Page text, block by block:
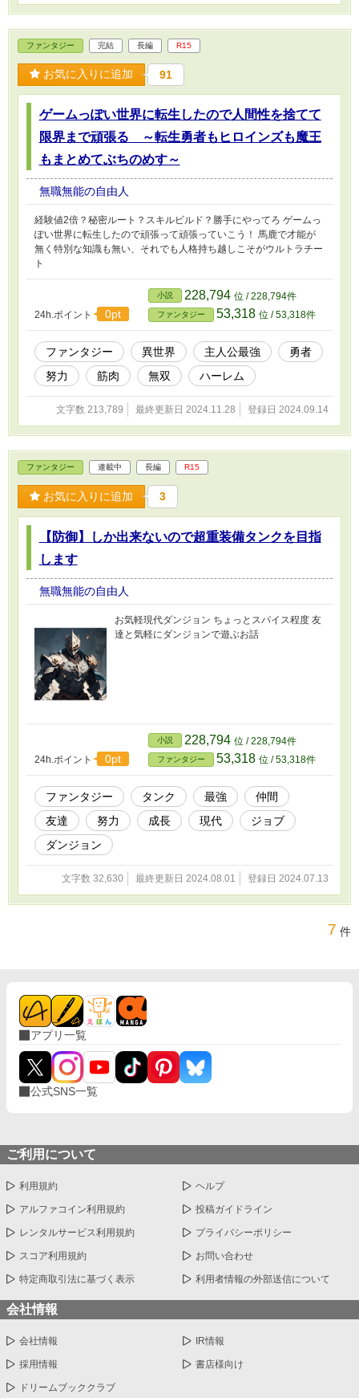
ファンタジー 完結 長編 R15
お気に入りに追加 91
ゲームっぽい世界に転生したので人間性を捨てて
限界まで頑張る ～転生勇者もヒロインズも魔王
もまとめてぶちのめす～
無職無能の自由人
経験値2倍？秘密ルート？スキルビルド？勝手にやってろ ゲームっ
ぽい世界に転生したので頑張って頑張っていこう！ 馬鹿で才能が
無く特別な知識も無い、それでも人格持ち越しこそがウルトラチー
ト
24h.ポイント 0pt
小説 228,794 位 / 228,794件
ファンタジー 53,318 位 / 53,318件
ファンタジー 異世界 主人公最強
勇者
努力
筋肉 無双 ハーレム
文字数 213,789 最終更新日 2024.11.28 登録日 2024.09.14
ファンタジー 連載中 長編 R15
お気に入りに追加 3
【防御】しか出来ないので超重装備タンクを目指
します
無職無能の自由人
お気軽現代ダンジョン ちょっとスパイス程度 友
達と気軽にダンジョンで遊ぶお話
24h.ポイント 0pt
小説 228,794 位 / 228,794件
ファンタジー 53,318 位 / 53,318件
ファンタジー タンク 最強
仲間
友達
努力 成長 現代
ジョブ
ダンジョン
文字数 32,630 最終更新日 2024.08.01 登録日 2024.07.13
7 件
アプリ一覧
公式SNS一覧
ご利用について
利用規約 ヘルプ
アルファコイン利用規約 投稿ガイドライン
レンタルサービス利用規約 プライバシーポリシー
スコア利用規約 お問い合わせ
特定商取引法に基づく表示 利用者情報の外部送信について
会社情報
会社情報 IR情報
採用情報 書店様向け
ドリームブッククラブ